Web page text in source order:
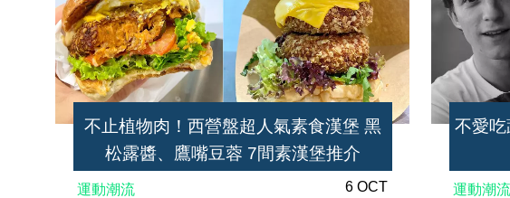
不止植物肉！西營盤超人氣素食漢堡 黑
松露醬、鷹嘴豆蓉 7間素漢堡推介
運動潮流 6 OCT
不愛
運動潮流